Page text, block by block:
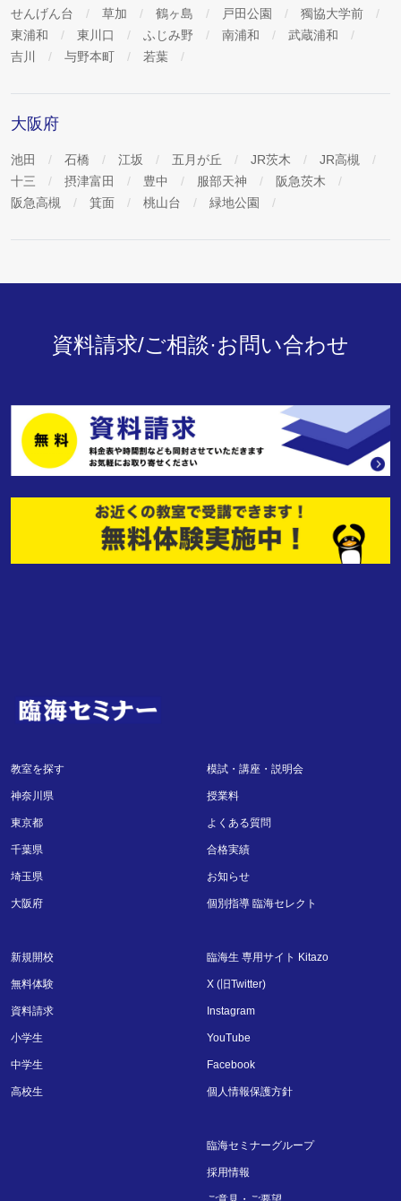
せんげん台
草加 鶴ヶ島 戸田公園
獨協大学前
東浦和
東川口 ふじみ野 南浦和
武蔵浦和
吉川
与野本町 若葉
大阪府
池田 石橋 江坂 五月が丘 JR茨木
JR高槻
十三
摂津富田 豊中 服部天神
阪急茨木
阪急高槻
箕面 桃山台 緑地公園
資料請求/ご相談·お問い合わせ
教室を探す
神奈川県
東京都
千葉県
埼玉県
大阪府
新規開校
無料体験
資料請求
小学生
中学生
高校生
模試・講座・説明会
授業料
よくある質問
合格実績
お知らせ
個別指導 臨海セレクト
臨海生 専用サイト Kitazo
X (旧Twitter)
Instagram
YouTube
Facebook
個人情報保護方針
臨海セミナーグループ
採用情報